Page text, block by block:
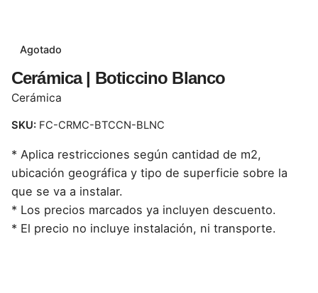
Agotado
Cerámica | Boticcino Blanco
Cerámica
SKU: FC-CRMC-BTCCN-BLNC
* Aplica restricciones según cantidad de m2,
ubicación geográfica y tipo de superficie sobre la
que se va a instalar.
* Los precios marcados ya incluyen descuento.
* El precio no incluye instalación, ni transporte.